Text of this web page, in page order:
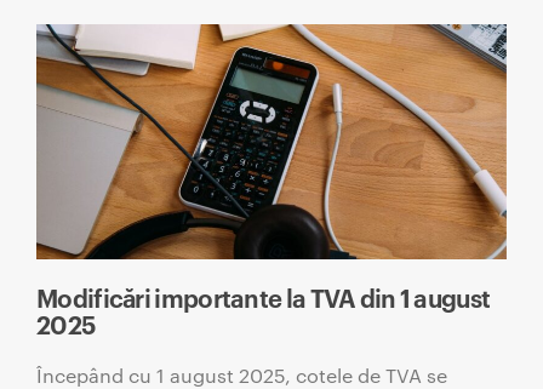
Modificări importante la TVA din 1 august
2025
Începând cu 1 august 2025, cotele de TVA se